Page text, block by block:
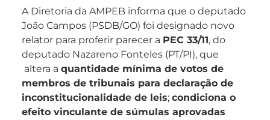
A Diretoria da AMPEB informa que o deputado
João Campos (PSDB/GO) foi designado novo
relator para proferir parecer a PEC 33/11, do
deputado Nazareno Fonteles (PT/PI), que
altera a quantidade mínima de votos de
membros de tribunais para declaração de
inconstitucionalidade de leis; condiciona o
efeito vinculante de súmulas aprovadas